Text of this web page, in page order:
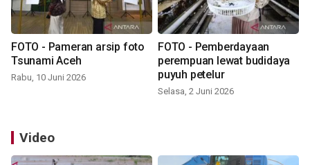
FOTO - Pameran arsip foto
Tsunami Aceh
Rabu, 10 Juni 2026
FOTO - Pemberdayaan
perempuan lewat budidaya
puyuh petelur
Selasa, 2 Juni 2026
Video